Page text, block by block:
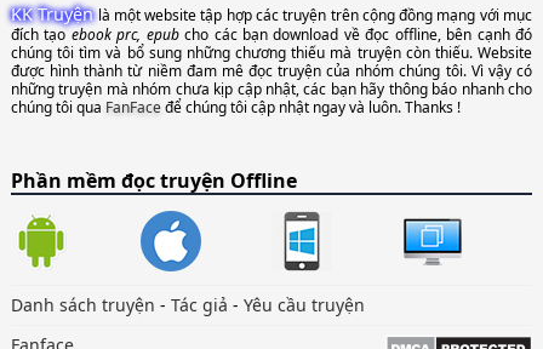
KK Truyệnlà một website tập hợp các truyện trên cộng đồng mạng với mục
đích tạoebook prc, epubcho các bạn download về đọc offline, bên cạnh đó
chúng tôi tìm và bổ sung những chương thiếu mà truyện còn thiếu. Website
được hình thành từ niềm đam mê đọc truyện của nhóm chúng tôi. Vì vậy có
những truyện mà nhóm chưa kịp cập nhật, các bạn hãy thông báo nhanh cho
chúng tôi qua FanFaceđể chúng tôi cập nhật ngay và luôn. Thanks !
Phần mềm đọc truyện Offline
Danh sách truyện - Tác giả - Yêu cầu truyện